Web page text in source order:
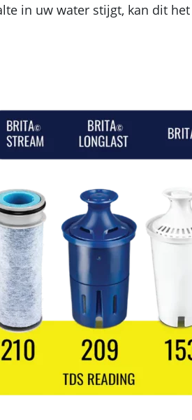
in uw water stijgt, kan dit